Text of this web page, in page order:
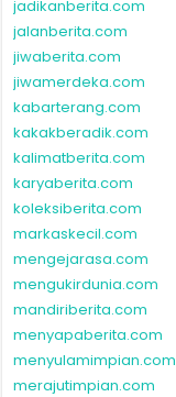
jadikanberita.com
jalanberita.com
jiwaberita.com
jiwamerdeka.com
kabarterang.com
kakakberadik.com
kalimatberita.com
karyaberita.com
koleksiberita.com
markaskecil.com
mengejarasa.com
mengukirdunia.com
mandiriberita.com
menyapaberita.com
menyulamimpian.com
merajutimpian.com